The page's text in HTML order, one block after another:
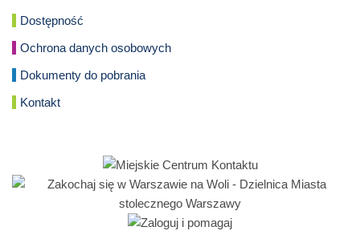
Dostępność
Ochrona danych osobowych
Dokumenty do pobrania
Kontakt